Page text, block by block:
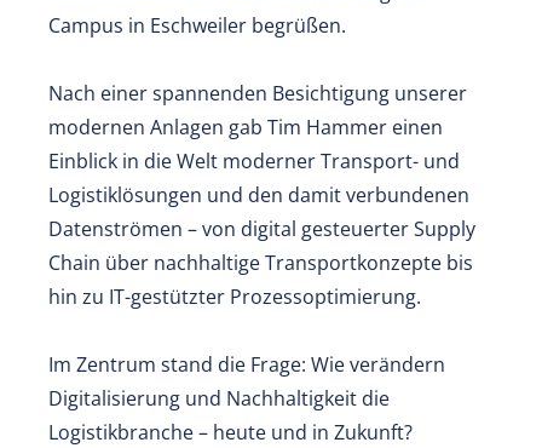
Campus in Eschweiler begrüßen.
Nach einer spannenden Besichtigung unserer
modernen Anlagen gab Tim Hammer einen
Einblick in die Welt moderner Transport- und
Logistiklösungen und den damit verbundenen
Datenströmen – von digital gesteuerter Supply
Chain über nachhaltige Transportkonzepte bis
hin zu IT-gestützter Prozessoptimierung.
Im Zentrum stand die Frage: Wie verändern
Digitalisierung und Nachhaltigkeit die
Logistikbranche – heute und in Zukunft?